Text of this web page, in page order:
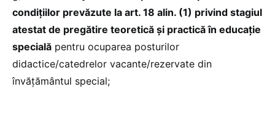
condiţiilor prevăzute la art. 18 alin. (1) privind stagiul
atestat de pregătire teoretică şi practică în educaţie
specială pentru ocuparea posturilor
didactice/catedrelor vacante/rezervate din
învăţământul special;